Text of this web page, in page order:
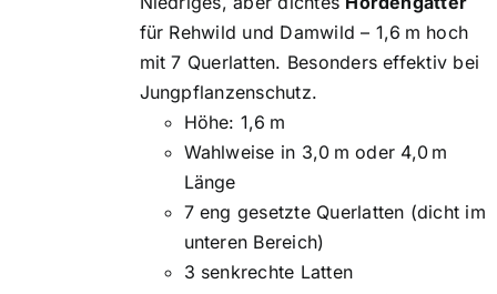
für Rehwild und Damwild – 1,6 m hoch
mit 7 Querlatten. Besonders effektiv bei
Jungpflanzenschutz.
Höhe: 1,6 m
Wahlweise in 3,0 m oder 4,0 m
Länge
7 eng gesetzte Querlatten (dicht im
unteren Bereich)
3 senkrechte Latten